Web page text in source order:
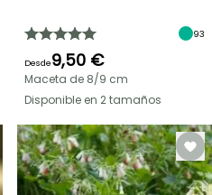
93
Desde9,50 €
Maceta de 8/9 cm
Disponible en 2 tamaños